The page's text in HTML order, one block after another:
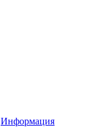
Информация